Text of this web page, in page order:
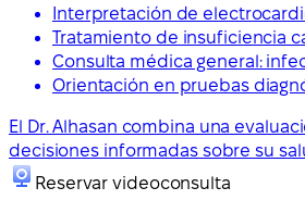
Interpretación de
Tratamiento de insuficiencia
Consulta médica general:
Orientación en pruebas
El Dr. Alhasan combina una
decisiones informadas sobre su
Reservar videoconsulta